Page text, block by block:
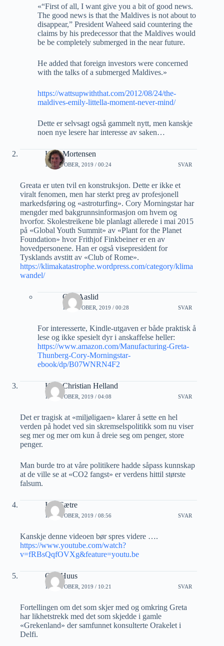
«“First of all, I want give you a bit of good news.
The good news is that the Maldives is not about to
disappear,” President Waheed said countering the
claims by his predecessor that the Maldives would
be be completely submerged in the near future.
He added that foreign investors were concerned
with the talks of a submerged Maldives.»
https://wattsupwiththat.com/2012/08/24/the-
maldives-emily-littella-moment-never-mind/
Dette er selvsagt også gammelt nytt, men kanskje
noen nye lesere har interesse av saken…
Ketil Mortensen
14 OKTOBER, 2019 / 00:24 SVAR
Greata er uten tvil en konstruksjon. Dette er ikke et
viralt fenomen, men har sterkt preg av profesjonell
markedsføring og «astroturfing». Cory Morningstar har
mengder med bakgrunnsinformasjon om hvem og
hvorfor. Skolestreikene ble planlagt allerede i mai 2015
på «Global Youth Summit» av «Plant for the Planet
Foundation» hvor Frithjof Finkbeiner er en av
hovedpersonene. Han er også visepresident for
Tysklands avstitt av «Club of Rome».
https://klimakatastrophe.wordpress.com/category/klima
wandel/
Geir Aaslid
14 OKTOBER, 2019 / 00:28 SVAR
For interesserte, Kindle-utgaven er både praktisk å
lese og ikke spesielt dyr i anskaffelse heller:
https://www.amazon.com/Manufacturing-Greta-
Thunberg-Cory-Morningstar-
ebook/dp/B07WNRN4F2
Kjell Christian Helland
14 OKTOBER, 2019 / 04:08 SVAR
Det er tragisk at «miljøligaen» klarer å sette en hel
verden på hodet ved sin skremselspolitikk som nu viser
seg mer og mer om kun å dreie seg om penger, store
penger.
Man burde tro at våre politikere hadde såpass kunnskap
at de ville se at «CO2 fangst» er verdens hittil største
falsum.
Ivar Sætre
14 OKTOBER, 2019 / 08:56 SVAR
Kanskje denne videoen bør spres videre ….
https://www.youtube.com/watch?
v=fRBsQqfOVXg&feature=youtu.be
Ove Huus
14 OKTOBER, 2019 / 10:21 SVAR
Fortellingen om det som skjer med og omkring Greta
har likhetstrekk med det som skjedde i gamle
«Grekenland» der samfunnet konsulterte Orakelet i
Delfi.